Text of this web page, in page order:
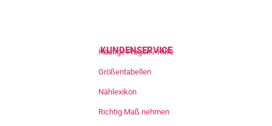
KUNDENSERVICE
Häufige Fragen / Hilfe
Größentabellen
Nählexikon
Richtig Maß nehmen